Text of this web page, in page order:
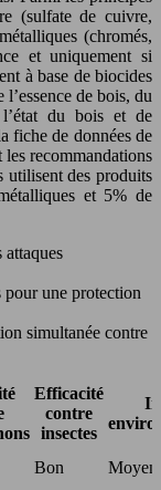
(sulfate de cuivre,
(chromés,
et uniquement si
à base de biocides
de bois, du
l’état du bois et de
fiche de données de
les recommandations
utilisent des produits
et 5% de
pour une protection
simultanée contre
Efficacité
contre
insectes
Bon
Moyen